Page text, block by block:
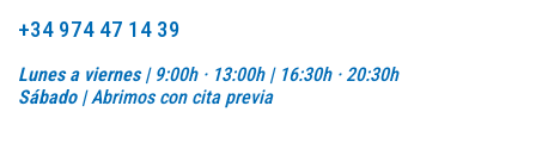
+34 974 47 14 39
Lunes a viernes | 9:00h · 13:00h | 16:30h · 20:30h
Sábado |Abrimos con cita previa